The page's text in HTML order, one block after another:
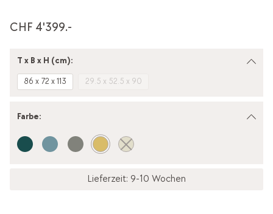
CHF 4'399.-
T x B x H (cm):
86 x 72 x 113 29.5 x 52.5 x 90
Farbe:
Lieferzeit: 9-10 Wochen